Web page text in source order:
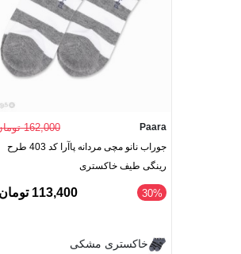
Paara 162,000 تومان
جوراب نانو مچی مردانه پاآرا کد 403 طرح
رینگی طیف خاکستری
‎30% 113,400 تومان
خاکستری مشکی